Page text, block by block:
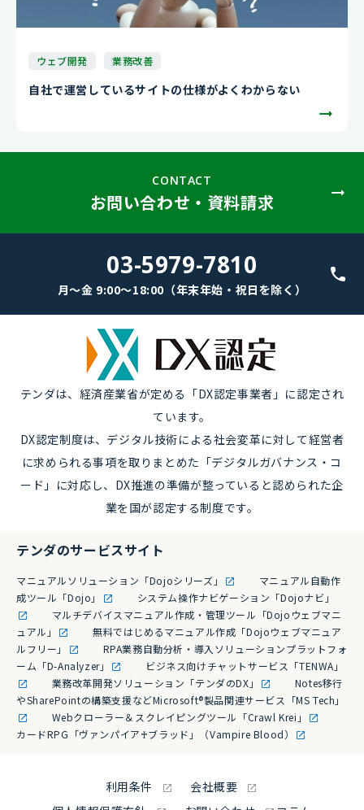
ウェブ開発 業務改善
自社で運営しているサイトの仕様がよくわからない
CONTACT
お問い合わせ・資料請求
03-5979-7810
月～金 9:00～18:00（年末年始・祝日を除く）
テンダは、経済産業省が定める「DX認定事業者」に認定され
ています。
DX認定制度は、デジタル技術による社会変革に対して経営者
に求められる事項を取りまとめた「デジタルガバナンス・コ
ード」に対応し、DX推進の準備が整っていると認められた企
業を国が認定する制度です。
テンダのサービスサイト
マニュアルソリューション「Dojoシリーズ」
マニュアル自動作
成ツール「Dojo」
システム操作ナビゲーション「Dojoナビ」
マルチデバイスマニュアル作成・管理ツール「Dojoウェブマニ
ュアル」
無料ではじめるマニュアル作成「Dojoウェブマニュア
ルフリー」
RPA業務自動分析・導入ソリューションプラットフォ
ーム「D-Analyzer」
ビジネス向けチャットサービス「TENWA」
業務改革開発ソリューション「テンダのDX」
Notes移行
やSharePointの構築支援などMicrosoft®製品関連サービス「MS Tech」
Webクローラー＆スクレイピングツール「Crawl Krei」
カードRPG「ヴァンパイア♰ブラッド」（Vampire Blood）
利用条件
会社概要